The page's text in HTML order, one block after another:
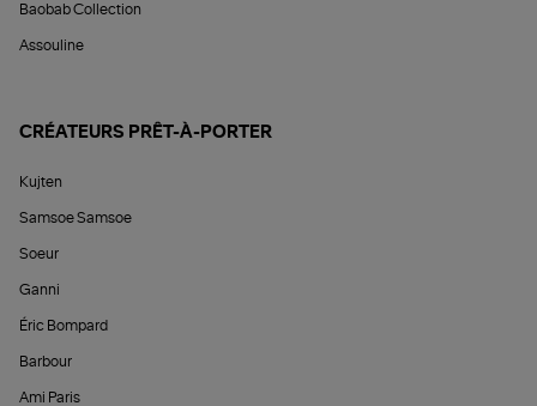
Baobab Collection
Assouline
CRÉATEURS PRÊT-À-PORTER
Kujten
Samsoe Samsoe
Soeur
Ganni
Éric Bompard
Barbour
Ami Paris